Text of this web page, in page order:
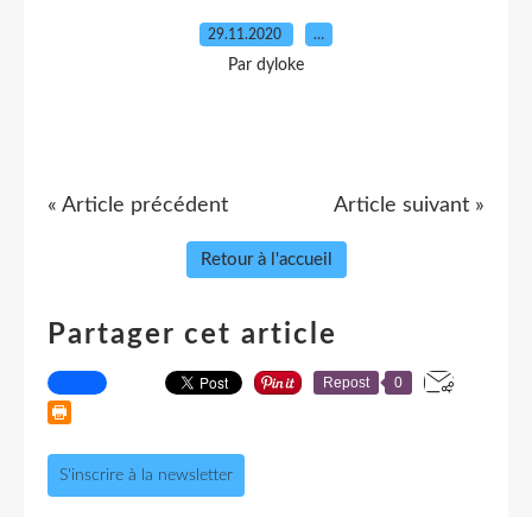
29.11.2020 …
Par dyloke
« Article précédent Article suivant »
Retour à l'accueil
Partager cet article
Repost 0
S'inscrire à la newsletter